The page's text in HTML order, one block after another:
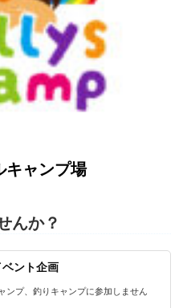
キャンプ場
んか？
ント企画
ンプ、釣りキャンプに参加しません